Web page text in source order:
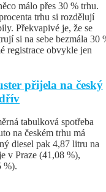
málo přes 30 % trhu.
trhu si rozdělují
Překvapivé je, že se
si na sebe bezmála 30
registrace obvykle jen
přijela na český
tabulková spotřeba
na českém trhu má
diesel pak 4,87 litru na
v Praze (41,08 %),
%).